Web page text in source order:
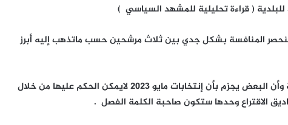
( قراءة تحليلية للمشهد السياسي )
المنافسة بشكل جدي بين ثلاث مرشحين حسب ماتذهب إليه أبرز
مع إمكانية غير مستبعدة لحدوث مفاجئات خاصة وأن البعض يجزم بأن إنتخابات مايو 2023 لايمكن الحكم عليها من خلال
الاقتراع وحدها ستكون صاحبة الكلمة الفصل .